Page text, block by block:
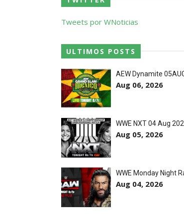
Page mas é abalroado por Big Cass
Heavyweight Championship
Tweets por WNoticias
ULTIMOS POSTS
AEW Dynamite
Aug 06, 2026
WWE NXT 04 Aug
Aug 05, 2026
WWE Monday Night
Aug 04, 2026